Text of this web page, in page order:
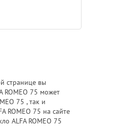
странице вы
ROMEO 75 может
75 , так и
ROMEO 75 на сайте
ALFA ROMEO 75